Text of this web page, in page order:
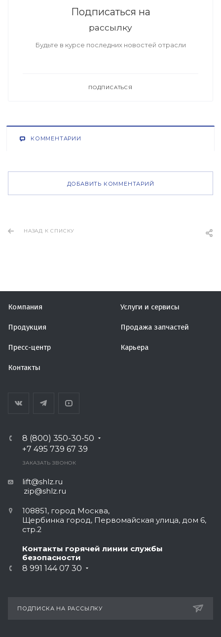
Подписаться на
рассылку
Будьте в курсе последних новостей отрасли
ПОДПИСАТЬСЯ
КОММЕНТАРИИ
ДОБАВИТЬ КОММЕНТАРИЙ
НАЗАД К СПИСКУ
Компания Услуги и сервисы
Продукция Продажа запчастей
Пресс-центр Карьера
Контакты
8 (800) 350-30-50
+7 495 739 67 39
ЗАКАЗАТЬ ЗВОНОК
lift@shlz.ru
zip@shlz.ru
108851, город Москва,
Щербинка город, Первомайская улица, дом 6,
стр.2
Контакты горячей линии службы
безопасности
8 991 144 07 30
ПОДПИСКА НА РАССЫЛКУ